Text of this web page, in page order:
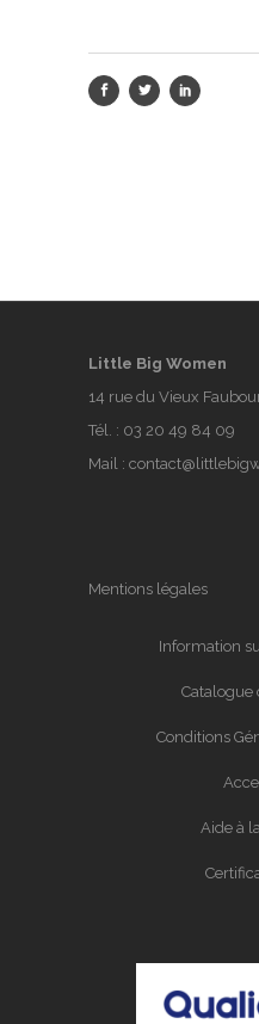
Little Big Women
14 rue du Vieux
Tél. : 03 20 49 84 09
Mail :
Mentions légales
Information
Catalogue
Conditions
Aide à